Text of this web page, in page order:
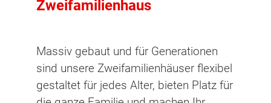
Zweifamilienhaus
Massiv gebaut und für Generationen
sind unsere Zweifamilienhäuser flexibel
gestaltet für jedes Alter, bieten Platz für